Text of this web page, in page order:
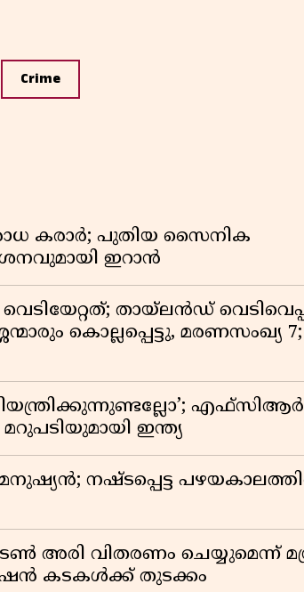
Crime
കരാർ; പുതിയ സൈനിക
ഇറാൻ
തായ്‌ലൻഡ്
കൊല്ലപ്പെട്ടു, മരണസംഖ്യ 7;
ഇന്ത്യ
നഷ്ടപ്പെട്ട
അരി വിതരണം ചെയ്യുമെന്ന്
കടകൾക്ക് തുടക്കം